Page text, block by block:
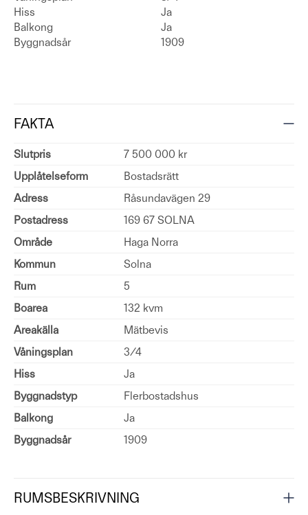
Hiss
Ja
Balkong
Ja
Byggnadsår
1909
FAKTA
Slutpris
7 500 000 kr
Upplåtelseform
Bostadsrätt
Adress
Råsundavägen 29
Postadress
169 67 SOLNA
Område
Haga Norra
Kommun
Solna
Rum
5
Boarea
132 kvm
Areakälla
Mätbevis
Våningsplan
3/4
Hiss
Ja
Byggnadstyp
Flerbostadshus
Balkong
Ja
Byggnadsår
1909
RUMSBESKRIVNING